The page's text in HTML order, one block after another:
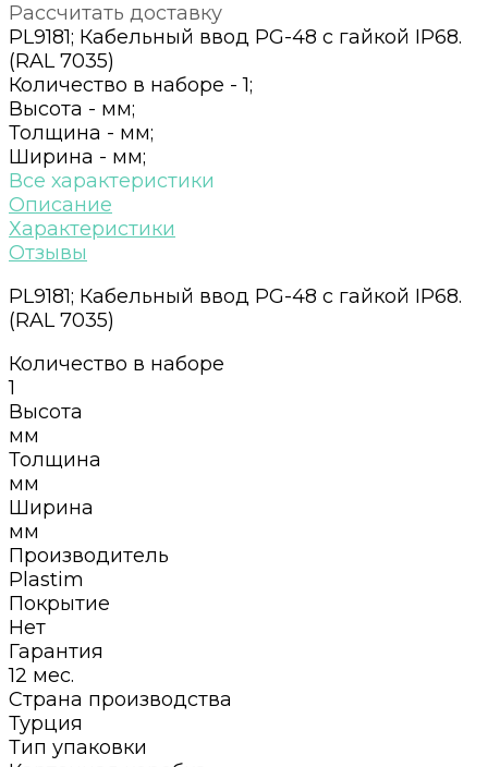
Рассчитать доставку
PL9181; Кабельный ввод PG-48 с гайкой IP68.
(RAL 7035)
Количество в наборе -1;
Высота - мм;
Толщина - мм;
Ширина - мм;
Все характеристики
Описание
Характеристики
Отзывы
PL9181; Кабельный ввод PG-48 с гайкой IP68.
(RAL 7035)
Количество в наборе
1
Высота
мм
Толщина
мм
Ширина
мм
Производитель
Plastim
Покрытие
Нет
Гарантия
12 мес.
Страна производства
Турция
Тип упаковки